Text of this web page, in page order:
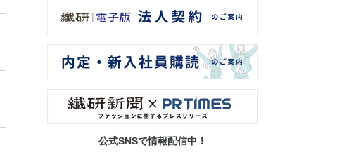
公式SNSで情報配信中！